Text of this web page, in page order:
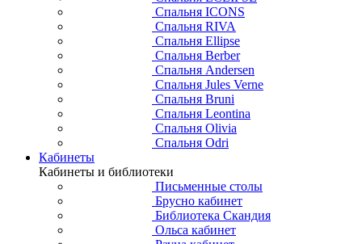
Спальня ICONS
Спальня RIVA
Спальня Ellipse
Спальня Berber
Спальня Andersen
Спальня Jules Verne
Спальня Bruni
Спальня Leontina
Спальня Olivia
Спальня Odri
Кабинеты
Кабинеты и библиотеки
Письменные столы
Брусно кабинет
Библиотека Скандия
Ольса кабинет